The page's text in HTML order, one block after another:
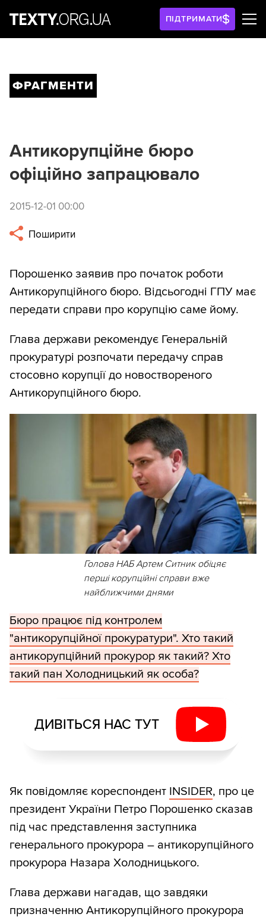
ПІДТРИМАТИ
ФРАГМЕНТИ
Антикорупційне бюро
офіційно запрацювало
2015-12-01 00:00
Поширити
Порошенко заявив про початок роботи
Антикорупційного бюро. Відсьогодні ГПУ має
передати справи про корупцію саме йому.
Глава держави рекомендує Генеральній
прокуратурі розпочати передачу справ
стосовно корупції до новоствореного
Антикорупційного бюро.
Голова НАБ Артем Ситник обіцяє
перші корупційні справи вже
найближчими днями
Бюро працює під контролем
"антикорупційної прокуратури". Хто такий
антикорупційний прокурор як такий? Хто
такий пан Холодницький як особа?
ДИВІТЬСЯ НАС ТУТ
Як повідомляє кореспондент INSIDER, про це
президент України Петро Порошенко сказав
під час представлення заступника
генерального прокурора – антикорупційного
прокурора Назара Холодницького.
Глава держави нагадав, що завдяки
призначенню Антикорупційного прокурора